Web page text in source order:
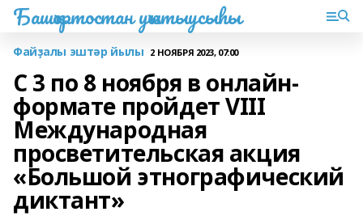
Башҡортостан уҡытыусыһы
Файҙалы эштәр йылы 2 НОЯБРЯ 2023, 07:00
С 3 по 8 ноября в онлайн-
формате пройдет VIII
Международная
просветительская акция
«Большой этнографический
диктант»